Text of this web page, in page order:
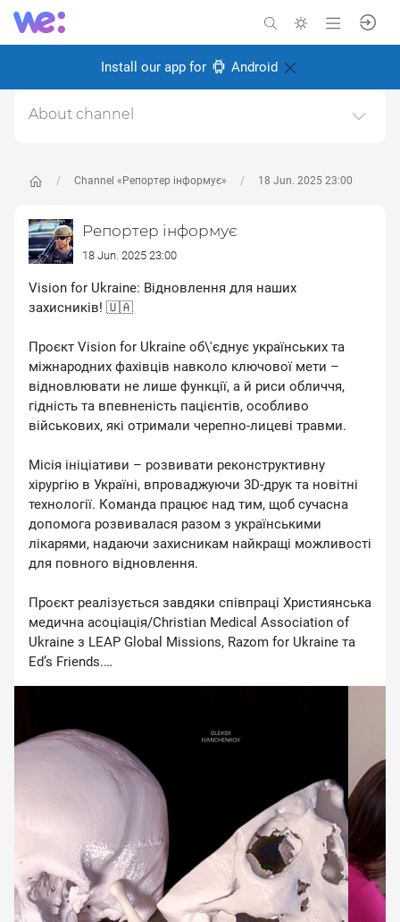
Install our app for Android
Channel «Репортер інформує» 18 Jun. 2025 23:00
Репортер інформує
18 Jun. 2025 23:00
Vision for Ukraine: Відновлення для наших
захисників! 🇺🇦
Проєкт Vision for Ukraine об\'єднує українських та
міжнародних фахівців навколо ключової мети –
відновлювати не лише функції, а й риси обличчя,
гідність та впевненість пацієнтів, особливо
військових, які отримали черепно-лицеві травми.
Місія ініціативи – розвивати реконструктивну
хірургію в Україні, впроваджуючи 3D-друк та новітні
технології. Команда працює над тим, щоб сучасна
допомога розвивалася разом з українськими
лікарями, надаючи захисникам найкращі можливості
для повного відновлення.
Проєкт реалізується завдяки співпраці Християнська
медична асоціація/Christian Medical Association of
Ukraine з LEAP Global Missions, Razom for Ukraine та
Ed’s Friends.
#Медицина #роботарепортер
About channel
Created: 26 August 2024